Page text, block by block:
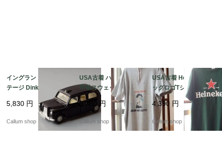
イングランド製 ヴィン
テージ Dinky Toys AU
STIN TAXI ディンキー
トイズ オースチンタク
シー ミニカー アンティ
ーク_260731 ig4992
5,830 円
Callum shop
USA古着 ハーフジップ
半袖スウェットシャツ
メンズS-Mくらい ボデ
ィビルクラブプリント
アメリカ オールド古着
_260805 if1044
6,380 円
Callum shop
USA古着 Heineken ビ
ッグロゴTシャツ sizeL
メンズ グリーン ハイネ
ケン アメリカ オールド
古着 if1043
4,390 円
Callum shop